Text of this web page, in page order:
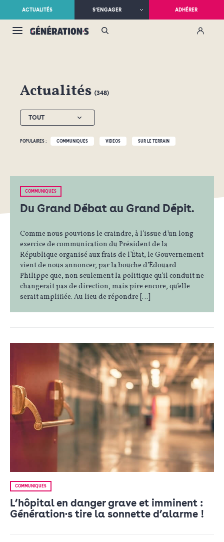
ACTUALITÉS S’ENGAGER ADHÉRER
Actualités (348)
TOUT
POPULAIRES : COMMUNIQUÉS VIDÉOS SUR LE TERRAIN
COMMUNIQUÉS
Du Grand Débat au Grand Dépit.
Comme nous pouvions le craindre, à l’issue d’un long
exercice de communication du Président de la
République organisé aux frais de l’État, le Gouvernement
vient de nous annoncer, par la bouche d’Édouard
Philippe que, non seulement la politique qu’il conduit ne
changerait pas de direction, mais pire encore, qu’elle
serait amplifiée. Au lieu de répondre […]
COMMUNIQUÉS
L’hôpital en danger grave et imminent :
Génération·s tire la sonnette d’alarme !